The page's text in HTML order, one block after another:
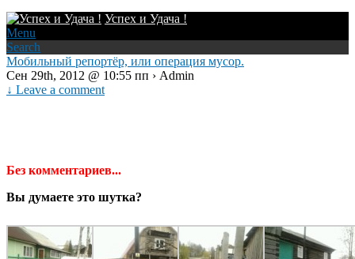
Успех и Удача !
Menu
Search
Мобильный репортёр, или операция мусор.
Сен 29th, 2012 @ 10:55 пп › Admin
↓ Leave a comment
Без комментариев...
Вы думаете это шутка?